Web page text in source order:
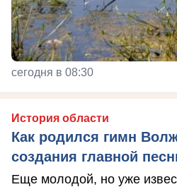
сегодня в 08:30
История области
Как родился гимн
создания главной
Еще молодой, но уже